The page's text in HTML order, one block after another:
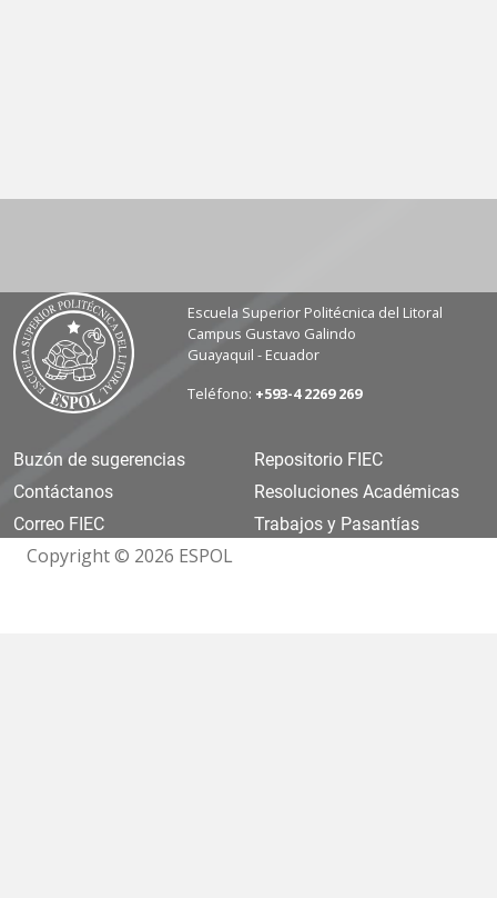
Escuela Superior Politécnica del Litoral
Campus Gustavo Galindo
Guayaquil - Ecuador
Teléfono: +593-4 2269 269
Buzón de sugerencias
Contáctanos
Correo FIEC
Repositorio FIEC
Resoluciones Académicas
Trabajos y Pasantías
Copyright © 2026 ESPOL